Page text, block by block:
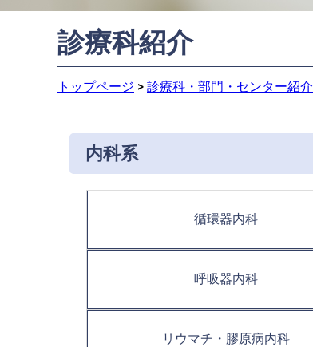
診療科紹介
トップページ > 診療科・部門・センター紹介
内科系
循環器内科
呼吸器内科
リウマチ・膠原病内科